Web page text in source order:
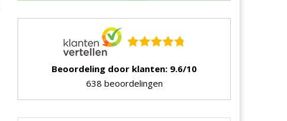
Beoordeling door klanten: 9.6/10
638 beoordelingen